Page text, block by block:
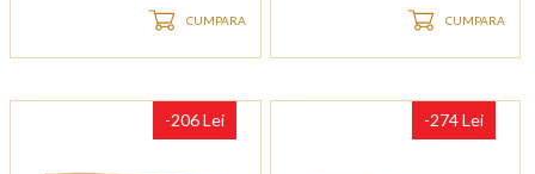
CUMPARA CUMPARA
-206 Lei -274 Lei